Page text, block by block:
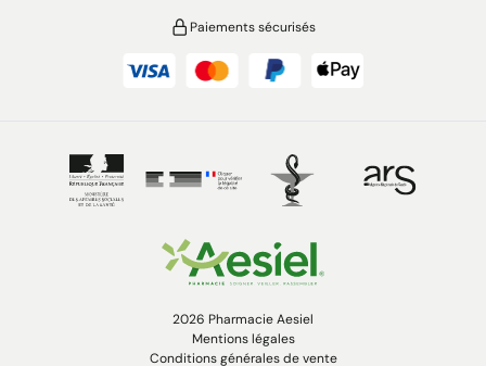
Paiements sécurisés
2026 Pharmacie Aesiel
Mentions légales
Conditions générales de vente